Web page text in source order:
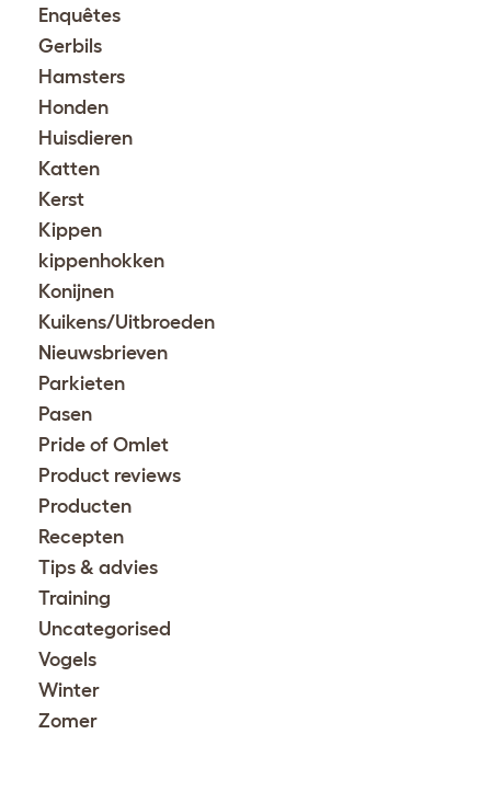
Enquêtes
Gerbils
Hamsters
Honden
Huisdieren
Katten
Kerst
Kippen
kippenhokken
Konijnen
Kuikens/Uitbroeden
Nieuwsbrieven
Parkieten
Pasen
Pride of Omlet
Product reviews
Producten
Recepten
Tips & advies
Training
Uncategorised
Vogels
Winter
Zomer